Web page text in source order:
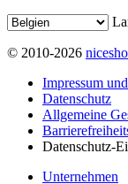
© 2010-2026
Impressum
Datenschutz
Allgemeine
Datenschutz-
Unternehmen